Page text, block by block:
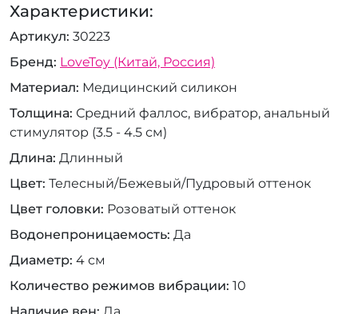
Характеристики:
Артикул 30223
Бренд LoveToy (Китай, Россия)
Материал Медицинский силикон
Толщина Средний фаллос, вибратор, анальный
стимулятор (3.5 - 4.5 см)
Длина Длинный
Цвет Телесный/Бежевый/Пудровый оттенок
Цвет головки Розоватый оттенок
Водонепроницаемость Да
Диаметр 4 см
Количество режимов вибрации 10